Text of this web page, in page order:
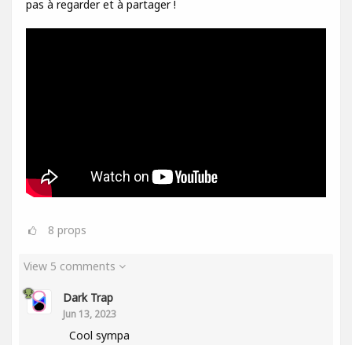
pas à regarder et à partager !
8 props
View 5 comments
Dark Trap
Jun 13, 2023
Cool sympa